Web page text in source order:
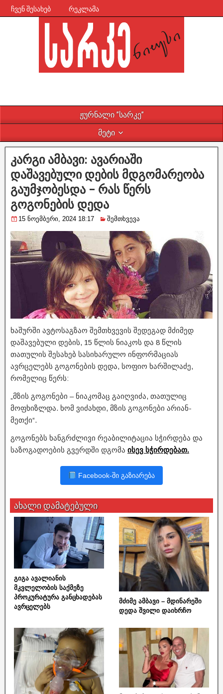
ჩვენ შესახებ რეკლამა
ჟურნალი ”სარკე”
მეტი
კარგი ამბავი: ავარიაში
დაშავებული დების მდგომარეობა
გაუმჯობესდა – რას წერს
გოგონების დედა
15 ნოემბერი, 2024 18:17 შემთხვევა
ხაშურში ავტოსაგზაო შემთხვევის შედეგად მძიმედ
დაშავებული დების, 15 წლის ნიაკოს და 8 წლის
თათულის შესახებ სასიხარულო ინფორმაციას
ავრცელებს გოგონების დედა, სოფიო ხარშილაძე,
რომელიც წერს:
„მზის გოგონები – ნიაკომაც გაიღვიძა, თათულიც
მოფხიზლდა. ხომ ვიძახდი, მზის გოგონები არიან-
მეთქი“.
გოგონებს ხანგრძლივი რეაბილიტაცია სჭირდება და
საზოგადოების გვერდში დგომა ისევ სჭირდებათ.
Facebook-ში გაზიარება
ახალი დამატებული
გიგა ავალიანის
მკვლელობის საქმეზე
პროკურატურა განცხადებას
ავრცელებს
მძიმე ამბავი – მდინარეში
დედა შვილი დაიხრჩო